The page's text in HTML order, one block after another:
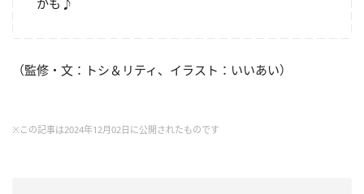
（監修・文：トシ＆リティ、イラスト：いいあい）
※この記事は2024年12月02日に公開されたものです